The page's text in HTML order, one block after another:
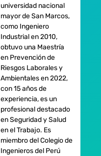
universidad nacional
mayor de San Marcos,
como Ingeniero
Industrial en 2010,
obtuvo una Maestría
en Prevención de
Riesgos Laborales y
Ambientales en 2022,
con 15 años de
experiencia, es un
profesional destacado
en Seguridad y Salud
en el Trabajo. Es
miembro del Colegio de
Ingenieros del Perú